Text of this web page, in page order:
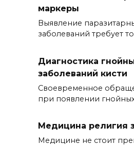
маркеры
Выявление
заболеваний требует
Диагностика
заболеваний кисти
Своевременное
при появлении
Медицина религия
Медицине не стоит